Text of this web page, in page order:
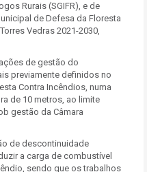
Rurais (SGIFR), e de
de Defesa da Floresta
Vedras 2021-2030,
de gestão do
previamente definidos no
Contra Incêndios, numa
de 10 metros, ao limite
gestão da Câmara
de descontinuidade
a carga de combustível
sendo que os trabalhos